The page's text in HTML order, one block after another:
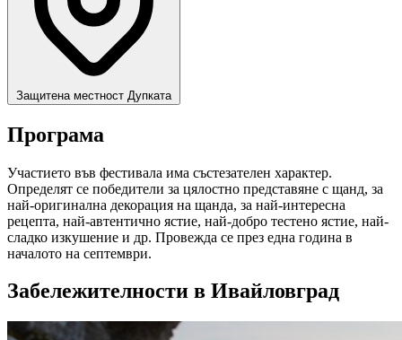
Защитена местност Дупката
Програма
Участието във фестивала има състезателен характер.
Определят се победители за цялостно представяне с щанд, за
най-оригинална декорация на щанда, за най-интересна
рецепта, най-автентично ястие, най-добро тестено ястие, най-
сладко изкушение и др. Провежда се през една година в
началото на септември.
Забележителности в Ивайловград